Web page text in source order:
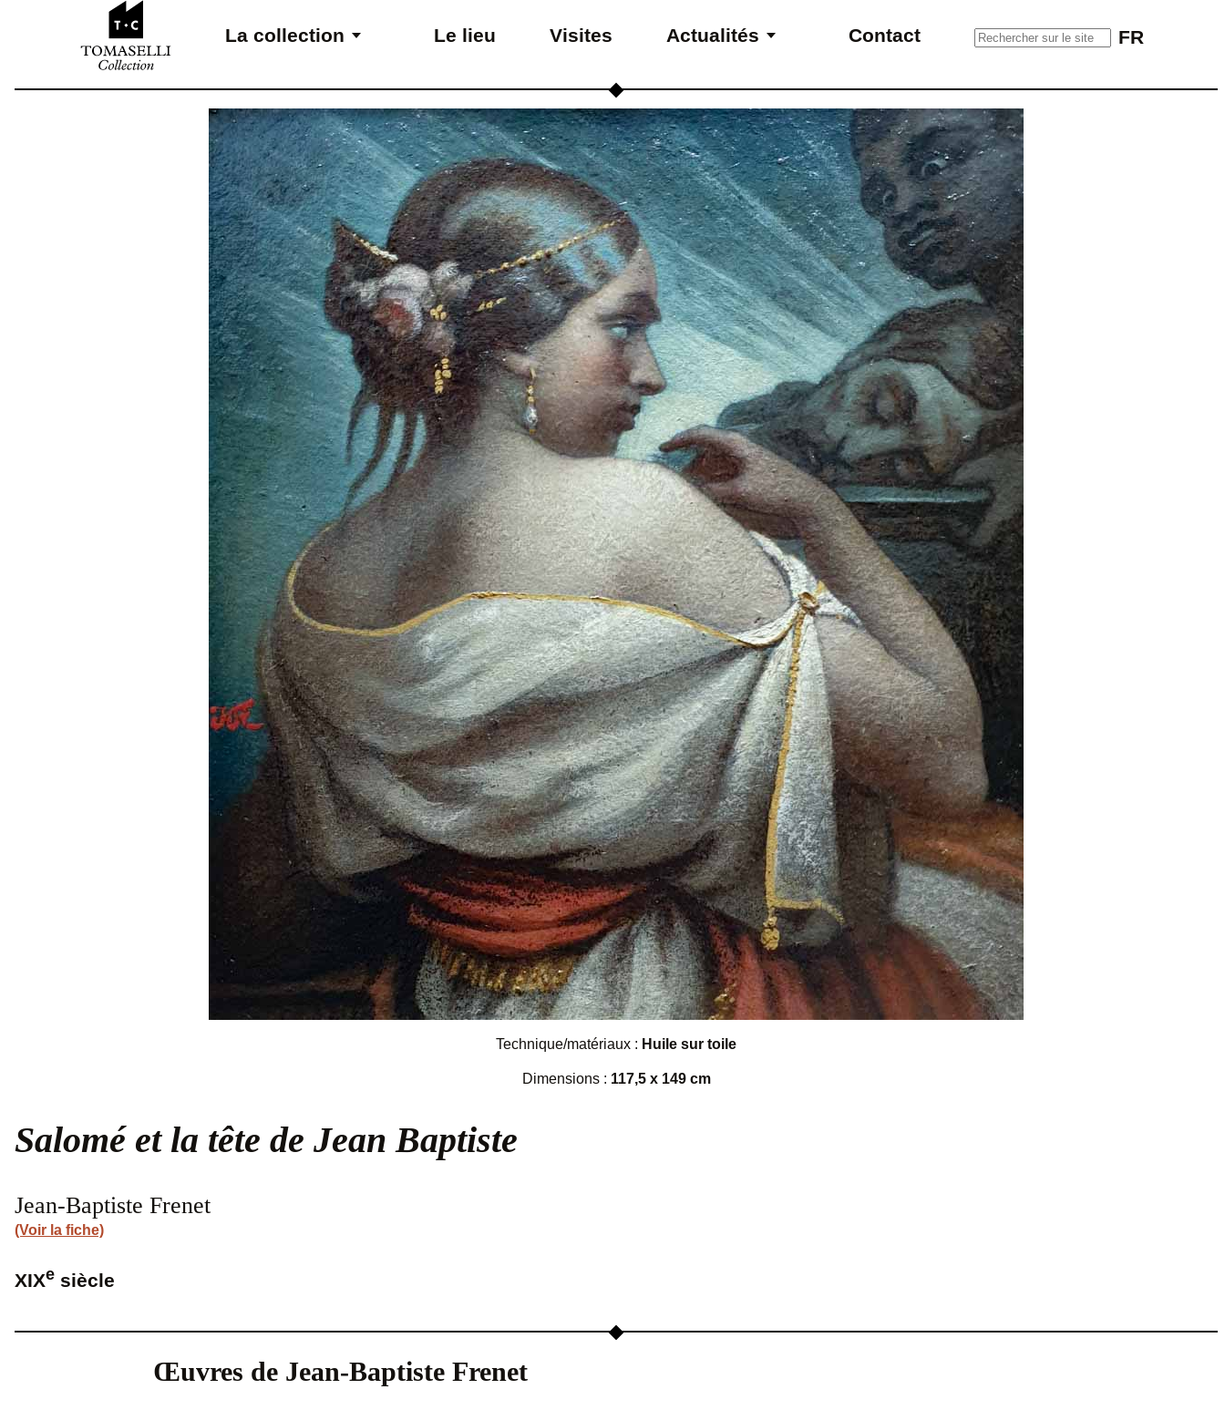
Aller au contenu
La collection
Le lieu Visites Actualités Contact Rechercher sur le site
FR
Technique/matériaux : Huile sur toile
Dimensions : 117,5 x 149 cm
Salomé et la tête de Jean Baptiste
Jean-Baptiste Frenet
(Voir la fiche)
XIXe siècle
Œuvres de Jean-Baptiste Frenet